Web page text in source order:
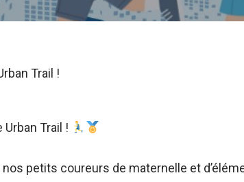
Trail !
Trail !
petits coureurs de maternelle et